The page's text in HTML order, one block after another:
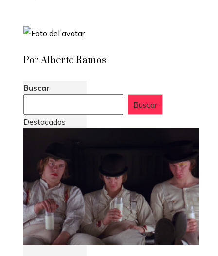
Por Alberto Ramos
Buscar
Buscar
Destacados